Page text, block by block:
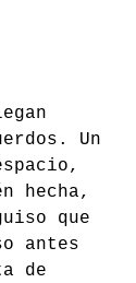
Un
hecha,
que
antes
de